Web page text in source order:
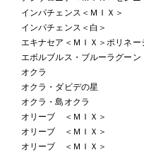
インパチェンス＜ＭＩＸ＞
インパチェンス＜白＞
エキナセア＜ＭＩＸ＞ポリネー
エボルブルス・ブルーラグーン
オクラ
オクラ・ダビデの星
オクラ・島オクラ
オリーブ ＜ＭＩＸ＞
オリーブ ＜ＭＩＸ＞
オリーブ ＜ＭＩＸ＞